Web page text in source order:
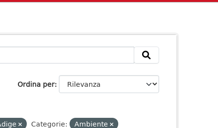
Ordina per
Categorie: Ambiente